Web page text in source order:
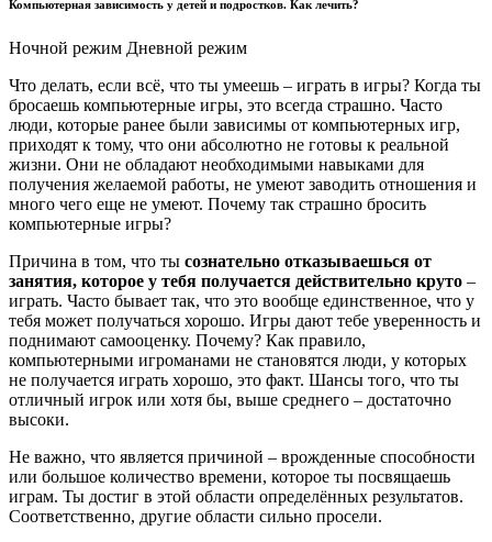
Компьютерная зависимость у детей и подростков. Как лечить?
Ночной режим Дневной режим
Что делать, если всё, что ты умеешь – играть в игры? Когда ты
бросаешь компьютерные игры, это всегда страшно. Часто
люди, которые ранее были зависимы от компьютерных игр,
приходят к тому, что они абсолютно не готовы к реальной
жизни. Они не обладают необходимыми навыками для
получения желаемой работы, не умеют заводить отношения и
много чего еще не умеют. Почему так страшно бросить
компьютерные игры?
Причина в том, что ты сознательно отказываешься от
занятия, которое у тебя получается действительно круто –
играть. Часто бывает так, что это вообще единственное, что у
тебя может получаться хорошо. Игры дают тебе уверенность и
поднимают самооценку. Почему? Как правило,
компьютерными игроманами не становятся люди, у которых
не получается играть хорошо, это факт. Шансы того, что ты
отличный игрок или хотя бы, выше среднего – достаточно
высоки.
Не важно, что является причиной – врожденные способности
или большое количество времени, которое ты посвящаешь
играм. Ты достиг в этой области определённых результатов.
Соответственно, другие области сильно просели.